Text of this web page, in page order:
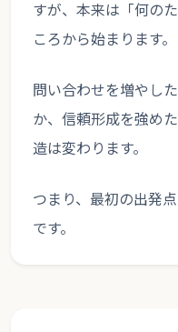
すが、本来は「何の
ころから始まります。
問い合わせを増やし
か、信頼形成を強め
造は変わります。
つまり、最初の出発
です。